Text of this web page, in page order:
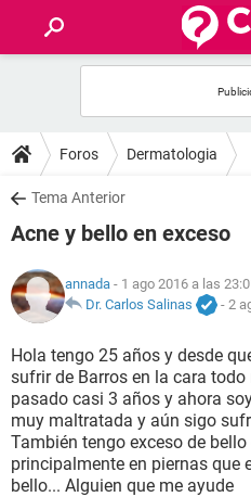
FOROS
SALUD
FAMILIA
NUTRICIÓN
BIENESTAR
SEXUALIDAD
GLOSARIO
Foros Dermatologia
Tema Anterior
Acne y bello en exceso
annada - 1 ago 2016 a las
Dr. Carlos Salinas
- 2
Hola tengo 25 años y desde
sufrir de Barros en la cara
pasado casi 3 años y ahora
muy maltratada y aún sigo
También tengo exceso de
principalmente en piernas que
bello... Alguien que me ayude